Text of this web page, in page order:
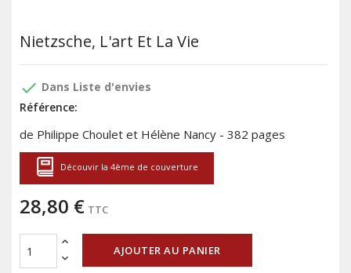
Nietzsche, L'art Et La Vie
done Dans Liste d'envies
Référence:
de Philippe Choulet et Hélène Nancy - 382 pages
Découvir la 4ème de couverture
28,80 € TTC
AJOUTER AU PANIER